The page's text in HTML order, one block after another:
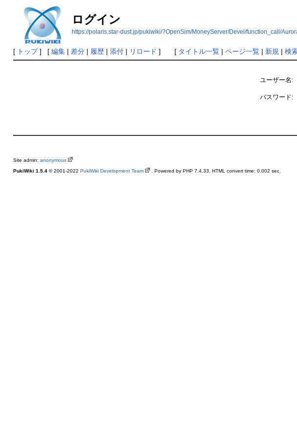
ログイン
https://polaris.star-dust.jp/pukiwiki/?OpenSim/MoneyServer/Devel/function_call/
[ トップ] [ 編集| 差分| 履歴| 添付| リロード ] [ タイトル一覧| ページ一覧| 新規 | 検
ユーザー名:
パスワード:
Site admin: anonymous
PukiWiki 1.5.4© 2001-2022 PukiWiki Development Team . Powered by PHP 7.4.33. HTML convert time: 0.002 sec.